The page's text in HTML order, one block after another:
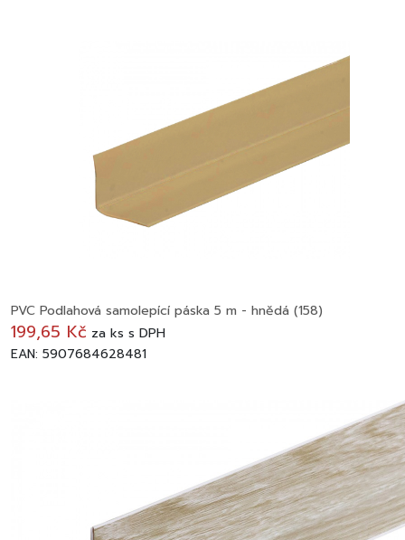
PVC Podlahová samolepící páska 5 m - hnědá (158)
199,65 Kč za ks s DPH
EAN: 5907684628481